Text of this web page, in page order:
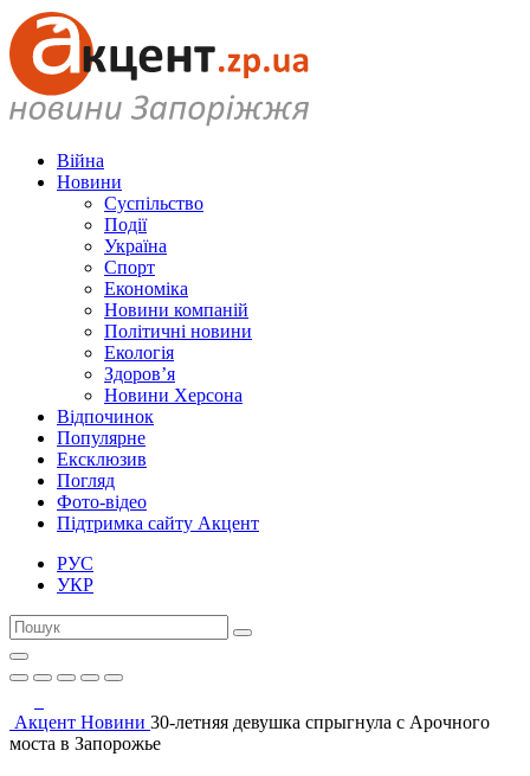
Війна
Новини
Суспільство
Події
Україна
Спорт
Економіка
Новини компаній
Політичні новини
Екологія
Здоров’я
Новини Херсона
Відпочинок
Популярне
Ексклюзив
Погляд
Фото-відео
Підтримка сайту Акцент
РУС
УКР
Акцент Новини 30-летняя девушка спрыгнула с Арочного
моста в Запорожье